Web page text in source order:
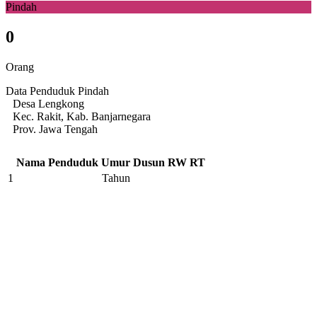
Pindah
0
Orang
Data Penduduk Pindah
Desa Lengkong
Kec. Rakit, Kab. Banjarnegara
Prov. Jawa Tengah
Nama Penduduk Umur Dusun RW RT
1
Tahun